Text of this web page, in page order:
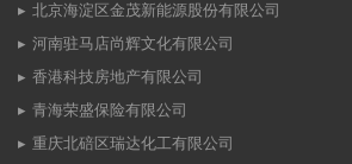
北京海淀区金茂新能源股份有限公司
河南驻马店尚辉文化有限公司
香港科技房地产有限公司
青海荣盛保险有限公司
重庆北碚区瑞达化工有限公司